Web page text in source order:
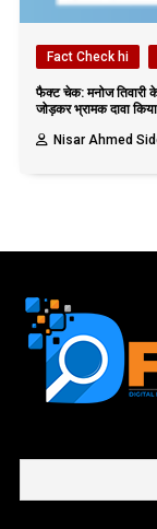
Fact Check hi
फैक्ट चेक: मनोज तिवारी
जोड़कर भ्रामक दावा
Nisar Ahmed